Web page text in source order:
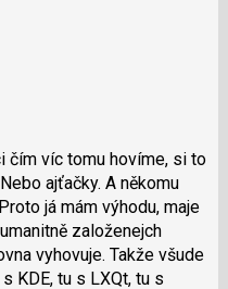
čím víc tomu hovíme, si to
ajťačky. A někomu
já mám výhodu, maje
založenejch
vyhovuje. Takže všude
KDE, tu s LXQt, tu s